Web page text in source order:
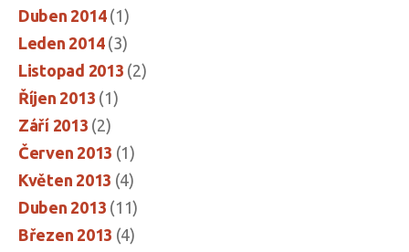
Duben 2014(1)
Leden 2014(3)
Listopad 2013 (2)
Říjen 2013 (1)
Září 2013 (2)
Červen 2013 (1)
Květen 2013 (4)
Duben 2013 (11)
Březen 2013 (4)